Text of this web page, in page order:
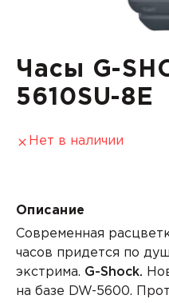
Часы G-
5610SU-8E
Нет в наличии
Описание
Современная
часов придется по
экстрима. G-Shock.
на базе DW-5600.